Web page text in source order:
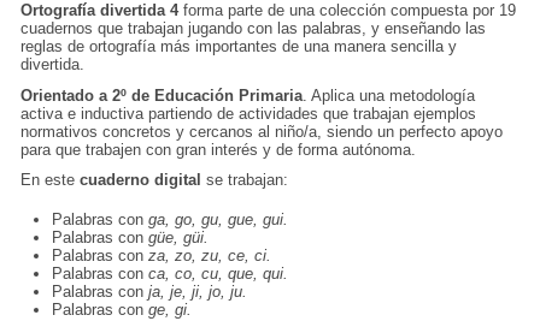
Ortografía divertida 4forma parte de una colección compuesta por 19
cuadernos que trabajan jugando con las palabras, y enseñando las
reglas de ortografía más importantes de una manera sencilla y
divertida.
Orientado a 2º de Educación Primaria . Aplica una metodología
activa e inductiva partiendo de actividades que trabajan ejemplos
normativos concretos y cercanos al niño/a, siendo un perfecto apoyo
para que trabajen con gran interés y de forma autónoma.
En estecuaderno digital se trabajan:
Palabras con ga, go, gu, gue, gui.
Palabras con güe, güi.
Palabras con za, zo, zu, ce, ci.
Palabras con ca, co, cu, que, qui.
Palabras conja, je, ji, jo, ju.
Palabras conge, gi.